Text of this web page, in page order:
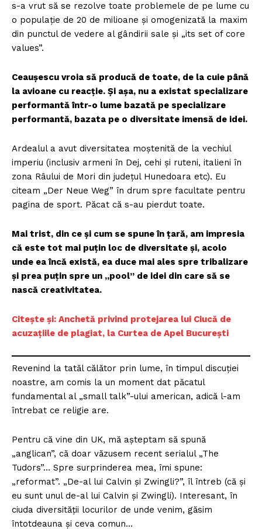
s-a vrut să se rezolve toate problemele de pe lume cu
o populație de 20 de milioane și omogenizată la maxim
din punctul de vedere al gândirii sale și „its set of core
values”.
Ceaușescu vroia să producă de toate, de la cuie până
la avioane cu reacție. Și așa, nu a existat specializare
performantă într-o lume bazată pe specializare
performantă, bazata pe o diversitate imensă de idei.
Ardealul a avut diversitatea moștenită de la vechiul
imperiu (inclusiv armeni în Dej, cehi și ruteni, italieni în
zona Râului de Mori din județul Hunedoara etc). Eu
citeam „Der Neue Weg” în drum spre facultate pentru
pagina de sport. Păcat că s-au pierdut toate.
Mai trist, din ce și cum se spune în țară, am impresia
că este tot mai puțin loc de diversitate și, acolo
unde ea încă există, ea duce mai ales spre tribalizare
și prea puțin spre un „pool” de idei din care să se
nască creativitatea.
Citește și: Anchetă privind protejarea lui Ciucă de
acuzațiile de plagiat, la Curtea de Apel București
Revenind la tatăl călător prin lume, în timpul discuției
noastre, am comis la un moment dat păcatul
fundamental al „small talk”-ului american, adică l-am
întrebat ce religie are.
Pentru că vine din UK, mă așteptam să spună
„anglican”, că doar văzusem recent serialul „The
Tudors”… Spre surprinderea mea, îmi spune:
„reformat”. „De-al lui Calvin și Zwingli?”, îl întreb (că și
eu sunt unul de-al lui Calvin și Zwingli). Interesant, în
ciuda diversității locurilor de unde venim, găsim
întotdeauna și ceva comun…